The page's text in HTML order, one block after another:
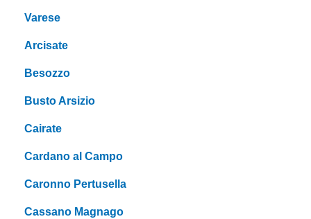
Varese
Arcisate
Besozzo
Busto Arsizio
Cairate
Cardano al Campo
Caronno Pertusella
Cassano Magnago